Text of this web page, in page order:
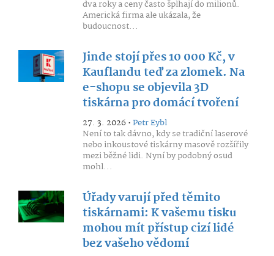
dva roky a ceny často šplhají do milionů.
Americká firma ale ukázala, že
budoucnost...
Jinde stojí přes 10 000 Kč, v
Kauflandu teď za zlomek. Na
e-shopu se objevila 3D
tiskárna pro domácí tvoření
27. 3. 2026 •Petr Eybl
Není to tak dávno, kdy se tradiční laserové
nebo inkoustové tiskárny masově rozšířily
mezi běžné lidi. Nyní by podobný osud
mohl...
Úřady varují před těmito
tiskárnami: K vašemu tisku
mohou mít přístup cizí lidé
bez vašeho vědomí